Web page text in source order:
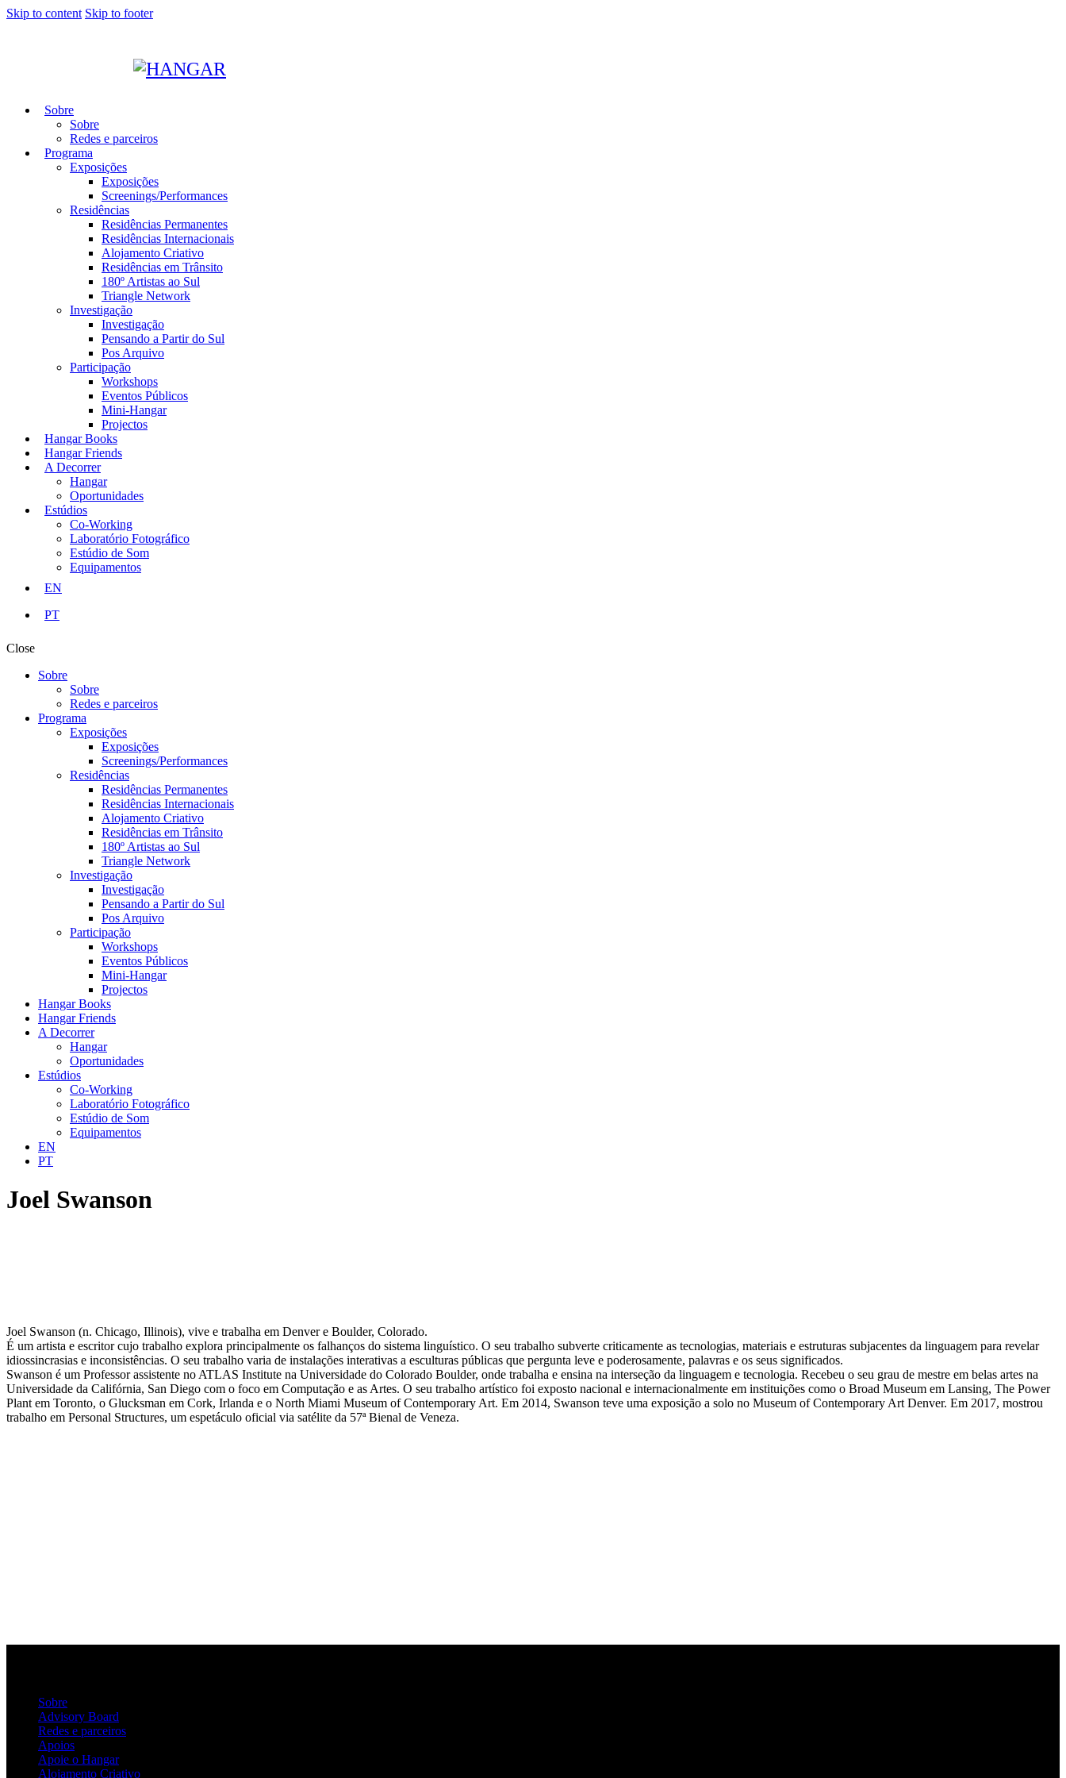
Skip to content Skip to footer
Sobre
Sobre
Redes e parceiros
Programa
Exposições
Exposições
Screenings/Performances
Residências
Residências Permanentes
Residências Internacionais
Alojamento Criativo
Residências em Trânsito
180º Artistas ao Sul
Triangle Network
Investigação
Investigação
Pensando a Partir do Sul
Pos Arquivo
Participação
Workshops
Eventos Públicos
Mini-Hangar
Projectos
Hangar Books
Hangar Friends
A Decorrer
Hangar
Oportunidades
Estúdios
Co-Working
Laboratório Fotográfico
Estúdio de Som
Equipamentos
EN
PT
Close
Sobre
Sobre
Redes e parceiros
Programa
Exposições
Exposições
Screenings/Performances
Residências
Residências Permanentes
Residências Internacionais
Alojamento Criativo
Residências em Trânsito
180º Artistas ao Sul
Triangle Network
Investigação
Investigação
Pensando a Partir do Sul
Pos Arquivo
Participação
Workshops
Eventos Públicos
Mini-Hangar
Projectos
Hangar Books
Hangar Friends
A Decorrer
Hangar
Oportunidades
Estúdios
Co-Working
Laboratório Fotográfico
Estúdio de Som
Equipamentos
EN
PT
Joel Swanson
Joel Swanson (n. Chicago, Illinois), vive e trabalha em Denver e Boulder, Colorado.
É um artista e escritor cujo trabalho explora principalmente os falhanços do sistema linguístico. O seu trabalho subverte criticamente as tecnologias, materiais e estruturas subjacentes da linguagem para revelar
idiossincrasias e inconsistências. O seu trabalho varia de instalações interativas a esculturas públicas que pergunta leve e poderosamente, palavras e os seus significados.
Swanson é um Professor assistente no ATLAS Institute na Universidade do Colorado Boulder, onde trabalha e ensina na interseção da linguagem e tecnologia. Recebeu o seu grau de mestre em belas artes na
Universidade da Califórnia, San Diego com o foco em Computação e as Artes. O seu trabalho artístico foi exposto nacional e internacionalmente em instituições como o Broad Museum em Lansing, The Power
Plant em Toronto, o Glucksman em Cork, Irlanda e o North Miami Museum of Contemporary Art. Em 2014, Swanson teve uma exposição a solo no Museum of Contemporary Art Denver. Em 2017, mostrou
trabalho em Personal Structures, um espetáculo oficial via satélite da 57ª Bienal de Veneza.
Sobre
Advisory Board
Redes e parceiros
Apoios
Apoie o Hangar
Alojamento Criativo